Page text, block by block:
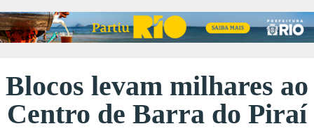
Blocos levam milhares ao
Centro de Barra do Piraí